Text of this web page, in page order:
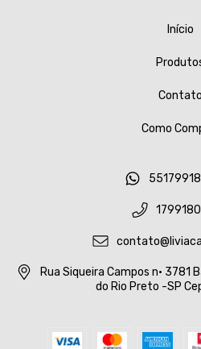
Início
Contato
Como
Rua Siqueira Campos n• 3781
do Rio Preto -SP